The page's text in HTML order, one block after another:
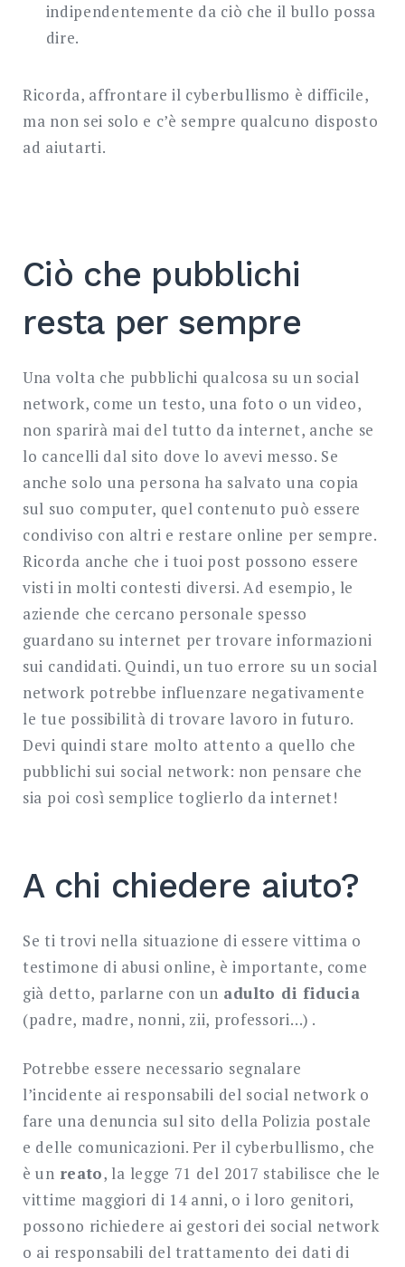
indipendentemente da ciò che il bullo possa
dire.
Ricorda, affrontare il cyberbullismo è difficile,
ma non sei solo e c’è sempre qualcuno disposto
ad aiutarti.
Ciò che pubblichi
resta per sempre
Una volta che pubblichi qualcosa su un social
network, come un testo, una foto o un video,
non sparirà mai del tutto da internet, anche se
lo cancelli dal sito dove lo avevi messo. Se
anche solo una persona ha salvato una copia
sul suo computer, quel contenuto può essere
condiviso con altri e restare online per sempre.
Ricorda anche che i tuoi post possono essere
visti in molti contesti diversi. Ad esempio, le
aziende che cercano personale spesso
guardano su internet per trovare informazioni
sui candidati. Quindi, un tuo errore su un social
network potrebbe influenzare negativamente
le tue possibilità di trovare lavoro in futuro.
Devi quindi stare molto attento a quello che
pubblichi sui social network: non pensare che
sia poi così semplice toglierlo da internet!
A chi chiedere aiuto?
Se ti trovi nella situazione di essere vittima o
testimone di abusi online, è importante, come
già detto, parlarne con un adulto di fiducia
(padre, madre, nonni, zii, professori…) .
Potrebbe essere necessario segnalare
l’incidente ai responsabili del social network o
fare una denuncia sul sito della Polizia postale
e delle comunicazioni. Per il cyberbullismo, che
è un reato, la legge 71 del 2017 stabilisce che le
vittime maggiori di 14 anni, o i loro genitori,
possono richiedere ai gestori dei social network
o ai responsabili del trattamento dei dati di